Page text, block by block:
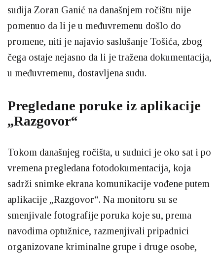
sudija Zoran Ganić na današnjem ročištu nije
pomenuo da li je u međuvremenu došlo do
promene, niti je najavio saslušanje Tošića, zbog
čega ostaje nejasno da li je tražena dokumentacija,
u međuvremenu, dostavljena sudu.
Pregledane poruke iz aplikacije
„Razgovor“
Tokom današnjeg ročišta, u sudnici je oko sat i po
vremena pregledana fotodokumentacija, koja
sadrži snimke ekrana komunikacije vođene putem
aplikacije „Razgovor“. Na monitoru su se
smenjivale fotografije poruka koje su, prema
navodima optužnice, razmenjivali pripadnici
organizovane kriminalne grupe i druge osobe,